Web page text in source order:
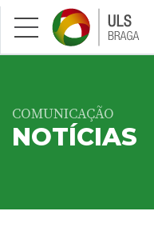
Saltar para conteúdo
COMUNICAÇÃO
NOTÍCIAS